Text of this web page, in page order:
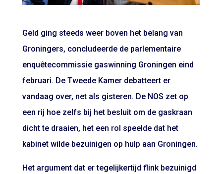
Geld ging steeds weer boven het belang van
Groningers, concludeerde de parlementaire
enquêtecommissie gaswinning Groningen eind
februari. De Tweede Kamer debatteert er
vandaag over, net als gisteren. De NOS zet op
een rij hoe zelfs bij het besluit om de gaskraan
dicht te draaien, het een rol speelde dat het
kabinet wilde bezuinigen op hulp aan Groningen.
Het argument dat er tegelijkertijd flink bezuinigd